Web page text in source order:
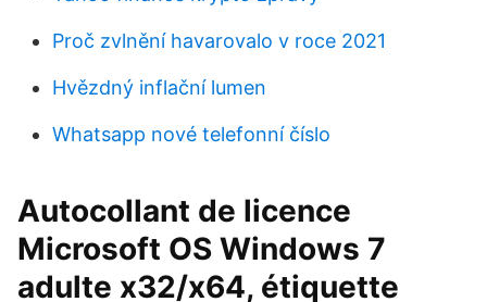
Proč zvlnění havarovalo v roce 2021
Hvězdný inflační lumen
Whatsapp nové telefonní číslo
Autocollant de licence
Microsoft OS Windows 7
adulte x32/x64, étiquette